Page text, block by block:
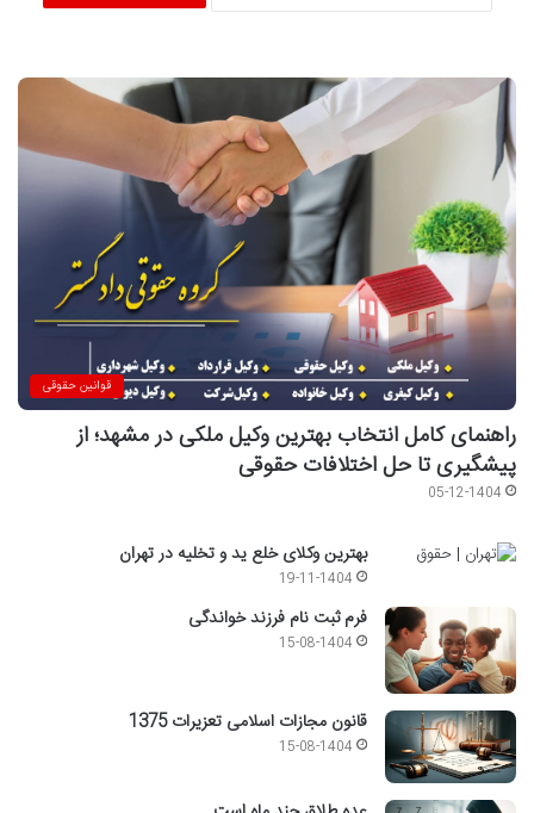
قوانین حقوقی
راهنمای کامل انتخاب بهترین وکیل ملکی در مشهد؛ از
پیشگیری تا حل اختلافات حقوقی
05-12-1404
بهترین وکلای خلع ید و تخلیه در تهران
19-11-1404
فرم ثبت نام فرزند خواندگی
15-08-1404
قانون مجازات اسلامی تعزیرات 1375
15-08-1404